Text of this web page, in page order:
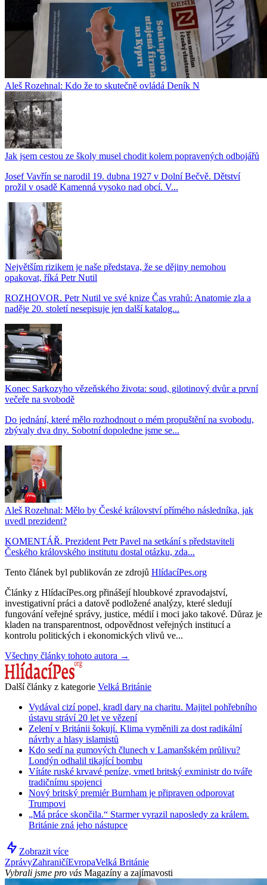
Aleš Rozehnal: Kdo že to skutečně ovládá Deník N
Jak jsem cestou ze školy musel chodit kolem popravených odbojářů
Josef Vavřín se narodil 19. dubna 1927 v Dolní Bečvě. Dětství
prožil v osadě Kamenná vysoko nad obcí. V...
Největším rizikem je naše představa, že se dějiny nemohou
opakovat, říká Petr Nutil
ROZHOVOR. Petr Nutil ve své knize Čas vrahů: Anatomie zla a
naděje 20. století nesepisuje jen další katalog...
Konec Sarkozyho vězeňského života: soud, gilotinový dvůr a první
večeře na svobodě
Do jednání, které mělo rozhodnout o mém propuštění na svobodu,
zbývaly dva dny. Sobotní dopoledne jsme se...
Aleš Rozehnal: Mělo by České království přímého následníka, jak
uvedl prezident?
KOMENTÁŘ. Prezident Petr Pavel na setkání s představiteli
Českého královského institutu dostal otázku, zda...
Tento článek byl publikován ze zdrojů HlídacíPes.org
Články z HlídacíPes.org přinášejí hloubkové zpravodajství,
investigativní práci a datově podložené analýzy, které sledují
fungování veřejné správy, justice, médií i moci jako takové. Důraz je
kladen na transparentnost, odpovědnost veřejných institucí a
kontrolu politických i ekonomických vlivů ve...
Všechny články tohoto autora →
Další články z kategorie Velká Británie
Vydával cizí popel, kradl dary na charitu. Majitel pohřebního
ústavu stráví 20 let ve vězení
Zelení v Británii šokují. Klima vyměnili za dost radikální
návrhy a hlasy islamistů
Kdo sedí na gumových člunech v Lamanšském průlivu?
Londýn odhalil tikající bombu
Vítáte ruské krvavé peníze, vmetl britský exministr do tváře
tradičnímu spojenci
Nový britský premiér Burnham je připraven odporovat
Trumpovi
„Má práce skončila.“ Starmer vyrazil naposledy za králem.
Británie zná jeho nástupce
Zobrazit více
ZprávyZahraničíEvropaVelká Británie
Vybrali jsme pro vás Magazíny a zajímavosti